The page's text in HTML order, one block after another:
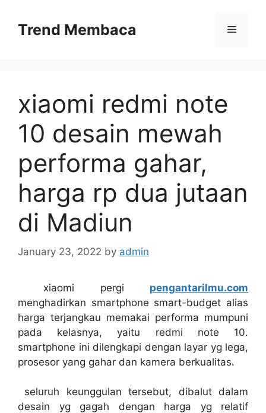
contentTrend Membaca Menu
xiaomi redmi note
10 desain mewah
performa gahar,
harga rp dua jutaan
di Madiun
January 23, 2022 by admin
xiaomi pergi pengantarilmu.com
menghadirkan smartphone smart-budget alias
harga terjangkau memakai performa mumpuni
pada kelasnya, yaitu redmi note 10.
smartphone ini dilengkapi dengan layar yg lega,
prosesor yang gahar dan kamera berkualitas.
seluruh keunggulan tersebut, dibalut dalam
desain yg gagah dengan harga yg relatif